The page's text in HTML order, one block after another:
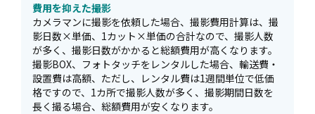
費用を抑えた撮影
カメラマンに撮影を依頼した場合、撮影費用計算は、撮
影日数×単価、1カット×単価の合計なので、撮影人数
が多く、撮影日数がかかると総額費用が高くなります。
撮影BOX、フォトタッチをレンタルした場合、輸送費・
設置費は高額、ただし、レンタル費は1週間単位で低価
格ですので、1カ所で撮影人数が多く、撮影期間日数を
長く撮る場合、総額費用が安くなります。